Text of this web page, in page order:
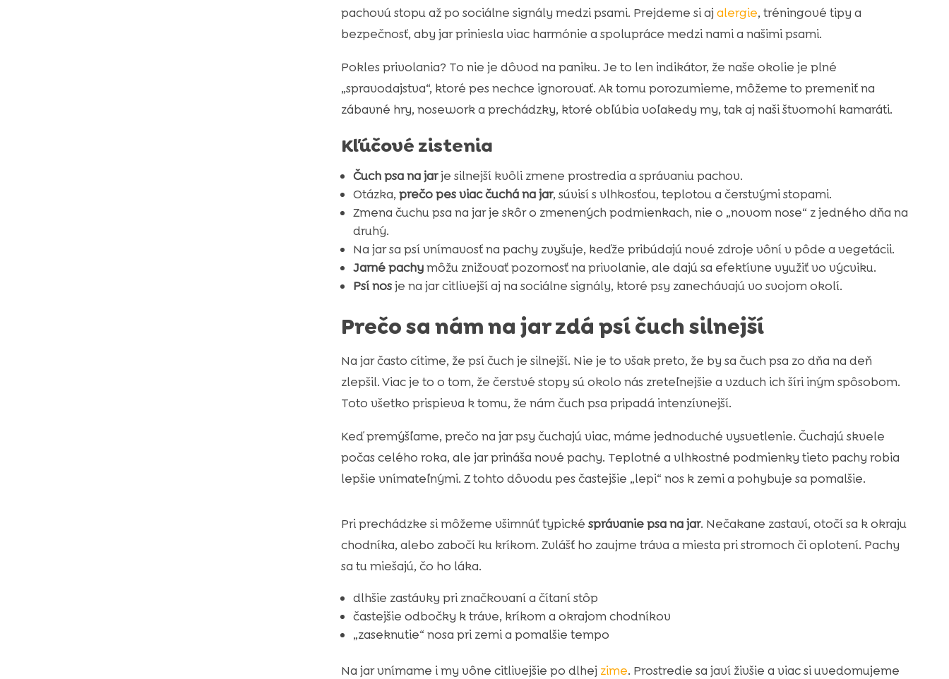
pachovú stopu až po sociálne signály medzi psami. Prejdeme si aj alergie, tréningové tipy a
bezpečnosť, aby jar priniesla viac harmónie a spolupráce medzi nami a našimi psami.
Pokles privolania? To nie je dôvod na paniku. Je to len indikátor, že naše okolie je plné
„spravodajstva“, ktoré pes nechce ignorovať. Ak tomu porozumieme, môžeme to premeniť na
zábavné hry, nosework a prechádzky, ktoré obľúbia voľakedy my, tak aj naši štvornohí kamaráti.
Kľúčové zistenia
Čuch psa na jarje silnejší kvôli zmene prostredia a správaniu pachov.
Otázka, prečo pes viac čuchá na jar, súvisí s vlhkosťou, teplotou a čerstvými stopami.
Zmena čuchu psa na jar je skôr o zmenených podmienkach, nie o „novom nose“ z jedného dňa na
druhý.
Na jar sa psí vnímavosť na pachy zvyšuje, keďže pribúdajú nové zdroje vôní v pôde a vegetácii.
Jarné pachymôžu znižovať pozornosť na privolanie, ale dajú sa efektívne využiť vo výcviku.
Psí nosje na jar citlivejší aj na sociálne signály, ktoré psy zanechávajú vo svojom okolí.
Prečo sa nám na jar zdá psí čuch silnejší
Na jar často cítime, že psí čuch je silnejší. Nie je to však preto, že by sa čuch psa zo dňa na deň
zlepšil. Viac je to o tom, že čerstvé stopy sú okolo nás zreteľnejšie a vzduch ich šíri iným spôsobom.
Toto všetko prispieva k tomu, že nám čuch psa pripadá intenzívnejší.
Keď premýšľame, prečo na jar psy čuchajú viac, máme jednoduché vysvetlenie. Čuchajú skvele
počas celého roka, ale jar prináša nové pachy. Teplotné a vlhkostné podmienky tieto pachy robia
lepšie vnímateľnými. Z tohto dôvodu pes častejšie „lepi“ nos k zemi a pohybuje sa pomalšie.
Pri prechádzke si môžeme všimnúť typické správanie psa na jar. Nečakane zastaví, otočí sa k okraju
chodníka, alebo zabočí ku kríkom. Zvlášť ho zaujme tráva a miesta pri stromoch či oplotení. Pachy
sa tu miešajú, čo ho láka.
dlhšie zastávky pri značkovaní a čítaní stôp
častejšie odbočky k tráve, kríkom a okrajom chodníkov
„zaseknutie“ nosa pri zemi a pomalšie tempo
Na jar vnímame i my vône citlivejšie po dlhej zime. Prostredie sa javí živšie a viac si uvedomujeme